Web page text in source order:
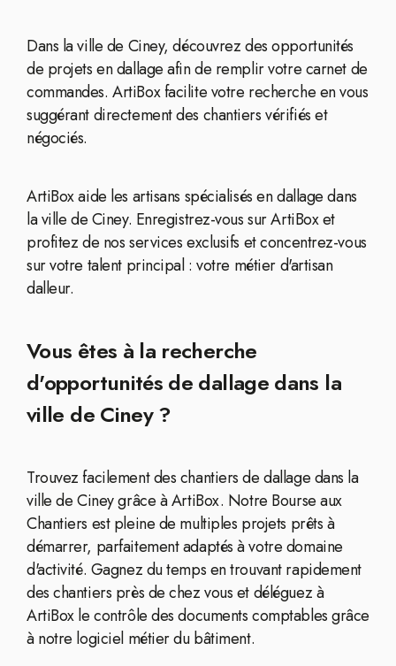
Dans la ville de Ciney, découvrez des opportunités
de projets en dallage afin de remplir votre carnet de
commandes. ArtiBox facilite votre recherche en vous
suggérant directement des chantiers vérifiés et
négociés.
ArtiBox aide les artisans spécialisés en dallage dans
la ville de Ciney. Enregistrez-vous sur ArtiBox et
profitez de nos services exclusifs et concentrez-vous
sur votre talent principal : votre métier d'artisan
dalleur.
Vous êtes à la recherche
d'opportunités de dallage dans la
ville de Ciney ?
Trouvez facilement des chantiers de dallage dans la
ville de Ciney grâce à ArtiBox. Notre Bourse aux
Chantiers est pleine de multiples projets prêts à
démarrer, parfaitement adaptés à votre domaine
d'activité. Gagnez du temps en trouvant rapidement
des chantiers près de chez vous et déléguez à
ArtiBox le contrôle des documents comptables grâce
à notre logiciel métier du bâtiment.